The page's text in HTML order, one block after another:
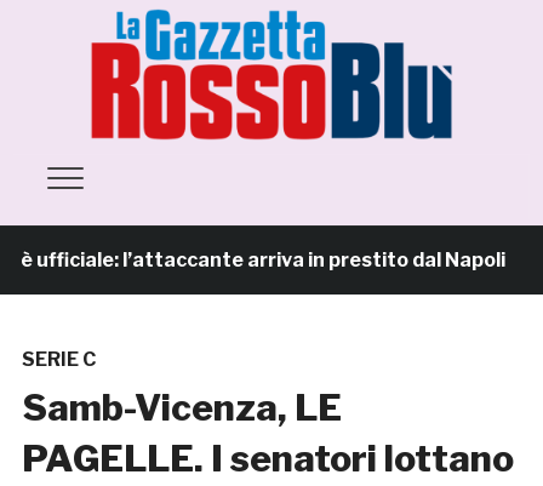
l’attaccante arriva in prestito dal Napoli
SERIE C
Samb-Vicenza, LE
PAGELLE. I senatori lottano